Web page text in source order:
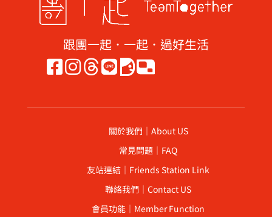
跟團一起．一起．過好生活
關於我們｜About US
常見問題｜FAQ
友站連結｜Friends Station Link
聯絡我們｜Contact US
會員功能｜Member Function